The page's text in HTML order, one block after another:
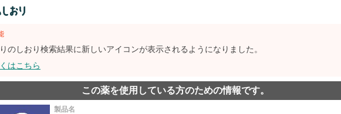
のしおり検索結果に新しいアイコンが表示されるようになりました。
はこちら
この薬を使用している方のための情報です。
製品名